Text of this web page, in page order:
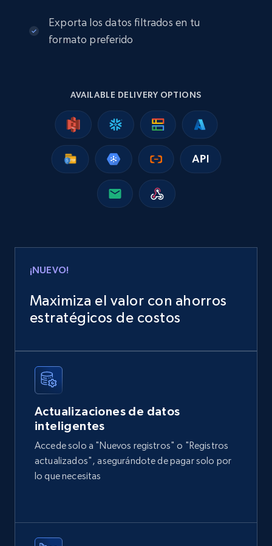
2.5K+ 359+
URL, Product id, Title, Product description,
Rating, Reviews count, Images, Variations, and
more.
Amazon products global dataset
Title, Seller name, Brand, Description, Initial
price, Currency, Availability, Reviews count, and
more.
eCommerce
2.1K+
Home Depot US
URL, Domain, Country code, Model number,
Exporta los datos filtrados en tu
formato preferido
AVAILABLE DELIVERY OPTIONS
¡NUEVO!
Maximiza el valor con ahorros
estratégicos de costos
Actualizaciones de datos
inteligentes
Accede solo a "Nuevos registros" o "Registros
actualizados", asegurándote de pagar solo por
lo que necesitas